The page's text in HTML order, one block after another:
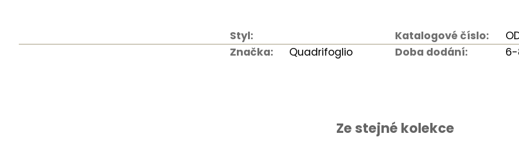
Styl: Katalogové číslo:
Značka:
Quadrifoglio Doba dodání:
Ze stejné kolekce